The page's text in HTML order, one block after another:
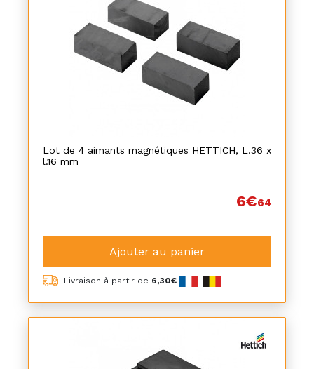
Lot de 4 aimants magnétiques HETTICH, L.36 x
l.16 mm
6€64
Ajouter au panier
Livraison à partir de 6,30€